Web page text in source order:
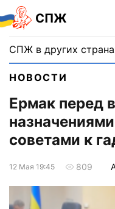
СПЖ
СПЖ в других
НОВОСТИ
Ермак перед
советами к
12 Мая 19:45 809